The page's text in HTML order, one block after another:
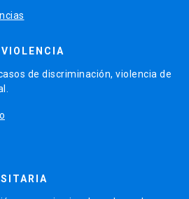
de discriminación, violencia de